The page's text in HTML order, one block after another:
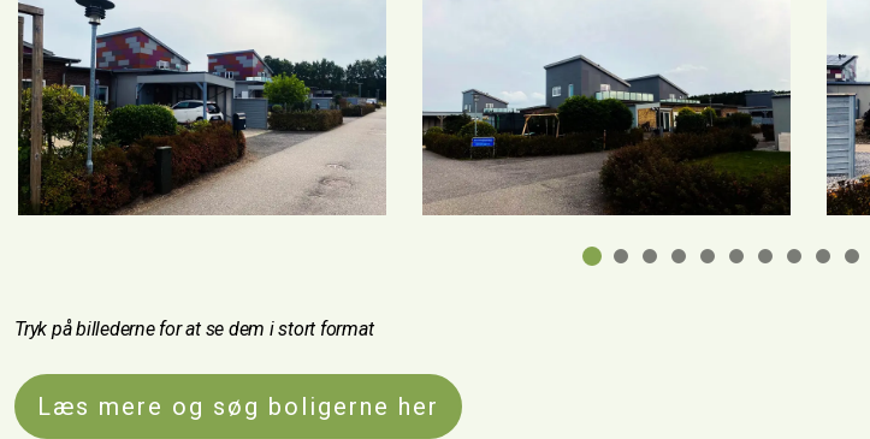
Tryk på billederne for at se dem i stort format
Læs mere og søg boligerne her